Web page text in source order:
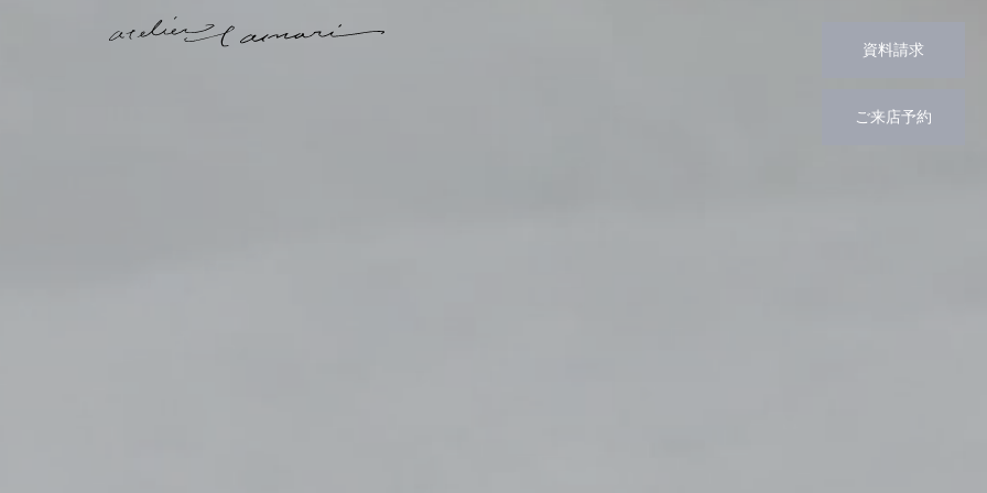
資料請求
ご来店予約